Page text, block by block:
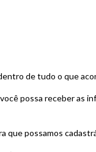
de tudo o que
possa receber as
que possamos